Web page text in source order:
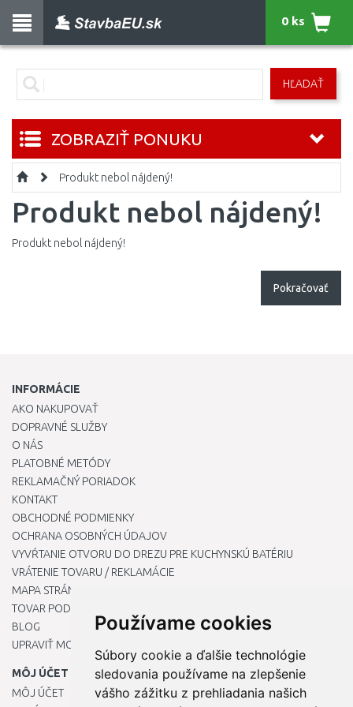
Používame cookies
Súbory cookie a ďalšie technológie
sledovania používame na zlepšenie
vášho zážitku z prehliadania našich
HĽADAŤ
0 ks
ZOBRAZIŤ PONUKU
Produkt nebol nájdený!
Produkt nebol nájdený!
Produkt nebol nájdený!
Pokračovať
INFORMÁCIE
AKO NAKUPOVAŤ
DOPRAVNÉ SLUŽBY
O NÁS
PLATOBNÉ METÓDY
REKLAMAČNÝ PORIADOK
KONTAKT
OBCHODNÉ PODMIENKY
OCHRANA OSOBNÝCH ÚDAJOV
VYVŔTANIE OTVORU DO DREZU PRE KUCHYNSKÚ BATÉRIU
VRÁTENIE TOVARU / REKLAMÁCIE
MAPA STRÁNOK
TOVAR PODĽA ZNAČIEK
BLOG
UPRAVIŤ MOJE PREDVOĽBY COOKIES
MÔJ ÚČET
MÔJ ÚČET